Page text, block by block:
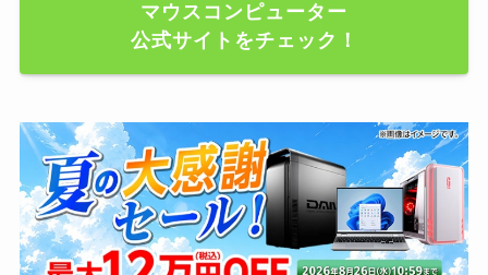
マウスコンピューター
公式サイトをチェック！